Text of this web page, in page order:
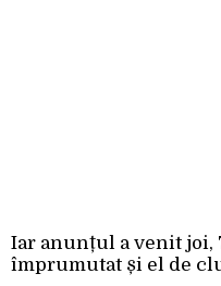
Iar anunțul a venit joi,
împrumutat și el de